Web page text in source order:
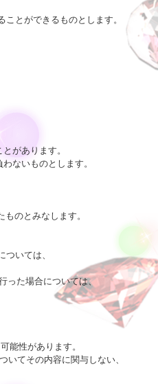
とができるものとします。
があります。
ないものとします。
ものとみなします。
いては、
った場合については、
能性があります。
いてその内容に関与しない、